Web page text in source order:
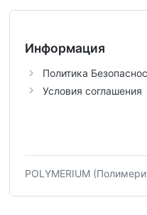
Информация
Политика
Условия соглашения
POLYMERIUM